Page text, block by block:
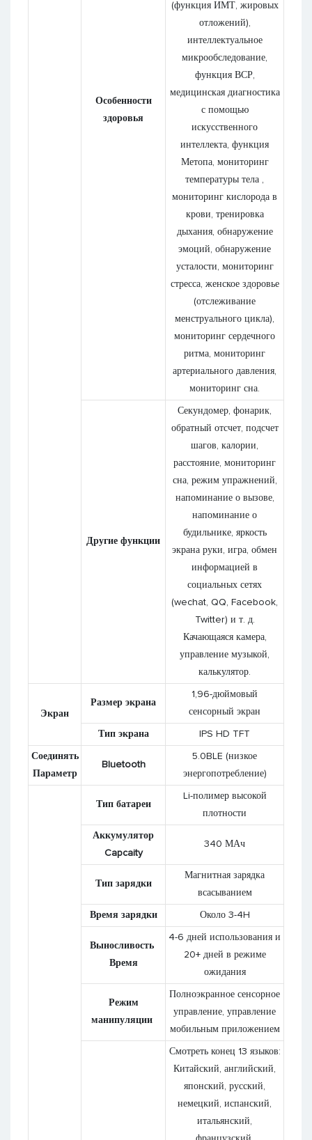
Особенности
здоровья
(функция ИМТ, жировых
отложений),
интеллектуальное
микрообследование,
функция ВСР,
медицинская диагностика
с помощью
искусственного
интеллекта, функция
Метопа, мониторинг
температуры тела ,
мониторинг кислорода в
крови, тренировка
дыхания, обнаружение
эмоций, обнаружение
усталости, мониторинг
стресса, женское здоровье
(отслеживание
менструального цикла),
мониторинг сердечного
ритма, мониторинг
артериального давления,
мониторинг сна.
Другие функции
Секундомер, фонарик,
обратный отсчет, подсчет
шагов, калории,
расстояние, мониторинг
сна, режим упражнений,
напоминание о вызове,
напоминание о
будильнике, яркость
экрана руки, игра, обмен
информацией в
социальных сетях
(wechat, QQ, Facebook,
Twitter) и т. д.
Качающаяся камера,
управление музыкой,
калькулятор.
Экран
Размер экрана
1,96-дюймовый
сенсорный экран
Тип экрана IPS HD TFT
Соединять
Параметр
Bluetooth
5.0BLE (низкое
энергопотребление)
Тип батареи
Li-полимер высокой
плотности
Аккумулятор
Capcaity
340 МАч
Тип зарядки
Магнитная зарядка
всасыванием
Время зарядки Около 3-4H
Выносливость
Время
4-6 дней использования и
20+ дней в режиме
ожидания
Режим
манипуляции
Полноэкранное сенсорное
управление, управление
мобильным приложением
Смотреть конец 13 языков:
Китайский, английский,
японский, русский,
немецкий, испанский,
итальянский,